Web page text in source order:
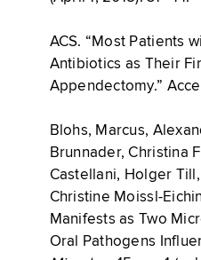
ACS. “Most Patients
Antibiotics as Their
Appendectomy.”
Blohs, Marcus,
Brunnader, Christina
Castellani, Holger
Christine Moissl-
Manifests as Two
Oral Pathogens